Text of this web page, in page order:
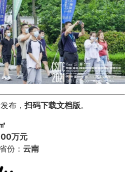
布，扫码下载文档版。
万元
份： 云南